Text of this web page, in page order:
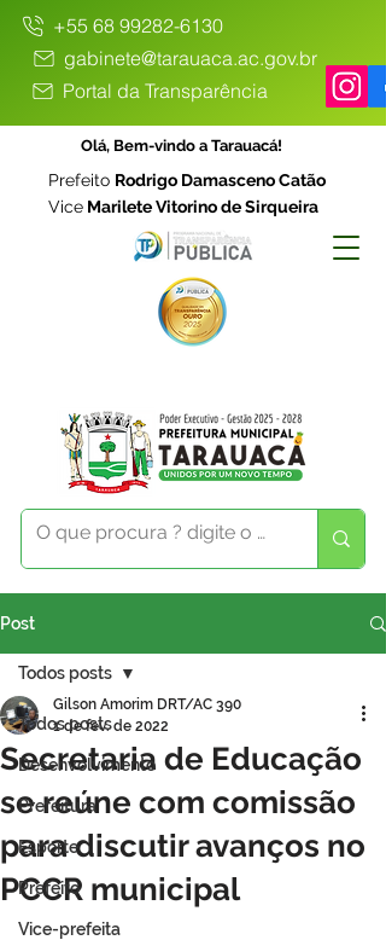
+55 68 99282-6130
gabinete@tarauaca.ac.gov.br
Portal da Transparência
Olá, Bem-vindo a Tarauacá!
Prefeito Rodrigo Damasceno Catão
Vice Marilete Vitorino de Sirqueira
Post
Todos posts
Desenvolvimento
Prefeitura
Esporte
Prefeito
Vice-prefeita
Todos posts
Secretaria de Educação
se reúne com comissão
para discutir avanços no
PCCR municipal
Gilson Amorim DRT/AC 390
1 de fev. de 2022